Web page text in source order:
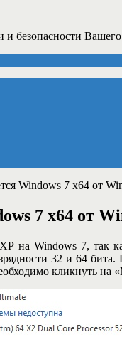
и безопасности
Windows 7 x64 от
7 x64 от
на Windows 7, так
32 и 64
кликнуть на